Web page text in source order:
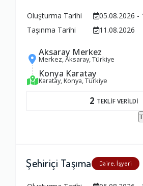
Oluşturma Tarihi
05.08.2026 -
Taşınma Tarihi
11.08.2026
Aksaray Merkez
Merkez, Aksaray, Türkiye
Konya Karatay
Karatay, Konya, Türkiye
2 TEKLİF VERİLDİ
Şehiriçi Taşıma Daire, İşyeri